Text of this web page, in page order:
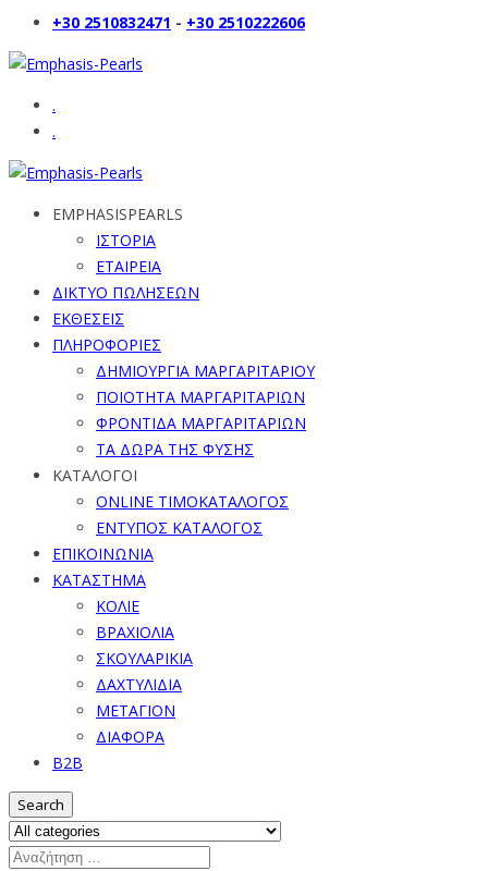
+30 2510832471 - +30 2510222606
.
.
EMPHASISPEARLS
ΙΣΤΟΡΙΑ
ΕΤΑΙΡΕΙΑ
ΔΙΚΤΥΟ ΠΩΛΗΣΕΩΝ
ΕΚΘΕΣΕΙΣ
ΠΛΗΡΟΦΟΡΙΕΣ
ΔΗΜΙΟΥΡΓΙΑ ΜΑΡΓΑΡΙΤΑΡΙΟΥ
ΠΟΙΟΤΗΤΑ ΜΑΡΓΑΡΙΤΑΡΙΩΝ
ΦΡΟΝΤΙΔΑ ΜΑΡΓΑΡΙΤΑΡΙΩΝ
ΤΑ ΔΩΡΑ ΤΗΣ ΦΥΣΗΣ
ΚΑΤΑΛΟΓΟΙ
ONLINE ΤΙΜΟΚΑΤΑΛΟΓΟΣ
ΕΝΤΥΠΟΣ ΚΑΤΑΛΟΓΟΣ
ΕΠΙΚΟΙΝΩΝΙΑ
ΚΑΤΑΣΤΗΜΑ
ΚΟΛΙΕ
ΒΡΑΧΙΟΛΙΑ
ΣΚΟΥΛΑΡΙΚΙΑ
ΔΑΧΤΥΛΙΔΙΑ
ΜΕΤΑΓΙΟΝ
ΔΙΑΦΟΡΑ
B2B
Search